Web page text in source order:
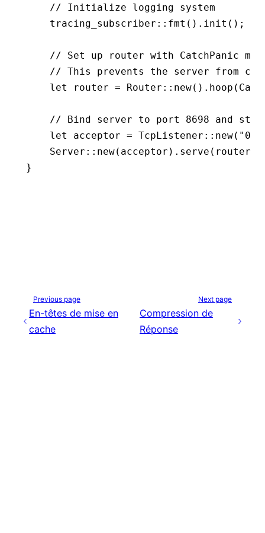
    // Initialize logging system
    tracing_subscriber
:: fmt () . init ();
// Set up router with CatchPanic
// This prevents the server from
    let
router = Router :: new() . hoop
// Bind server to port 8698 and
    let
acceptor = TcpListener :: new(
    Server
:: new(acceptor) . serve (router)
}
Previous page
En-têtes de mise en
cache
Next page
Compression de
Réponse